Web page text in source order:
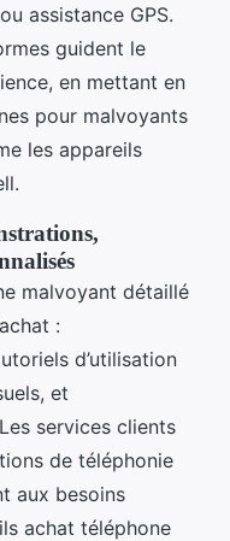
assistance GPS.
guident le
en mettant en
pour malvoyants
les appareils
malvoyant détaillé
:
d’utilisation
et
services clients
de téléphonie
aux besoins
achat téléphone